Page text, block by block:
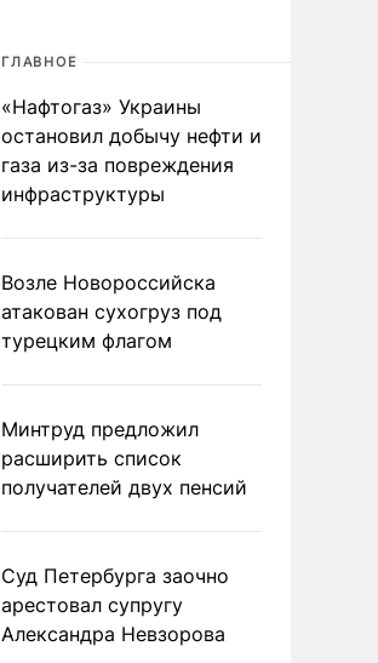
ГЛАВНОЕ
«Нафтогаз» Украины
остановил добычу нефти и
газа из-за повреждения
инфраструктуры
Возле Новороссийска
атакован сухогруз под
турецким флагом
Минтруд предложил
расширить список
получателей двух пенсий
Суд Петербурга заочно
арестовал супругу
Александра Невзорова